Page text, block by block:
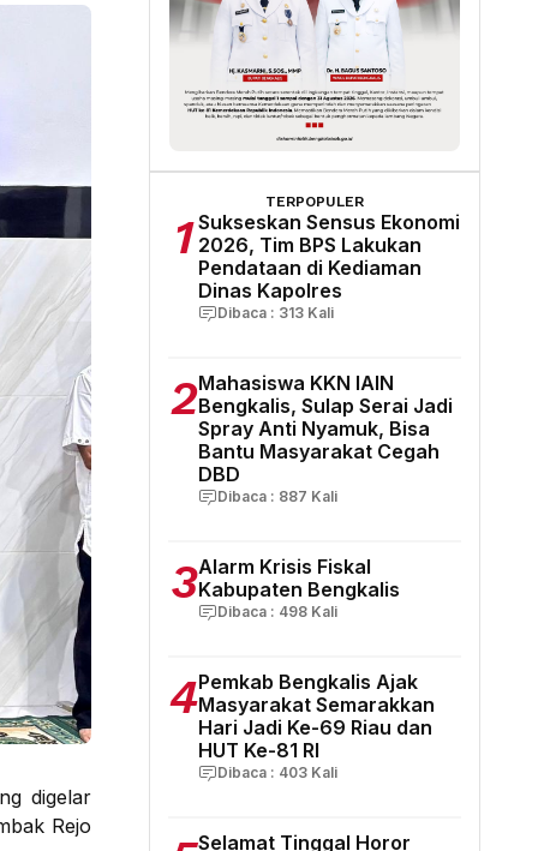
digelar
Rejo
TERPOPULER
1 Sukseskan Sensus Ekonomi
2026, Tim BPS Lakukan
Pendataan di Kediaman
Dinas Kapolres
Dibaca : 313 Kali
2Mahasiswa KKN IAIN
Bengkalis, Sulap Serai Jadi
Spray Anti Nyamuk, Bisa
Bantu Masyarakat Cegah
DBD
Dibaca : 887 Kali
3Alarm Krisis Fiskal
Kabupaten Bengkalis
Dibaca : 498 Kali
4Pemkab Bengkalis Ajak
Masyarakat Semarakkan
Hari Jadi Ke-69 Riau dan
HUT Ke-81 RI
Dibaca : 403 Kali
Selamat Tinggal Horor